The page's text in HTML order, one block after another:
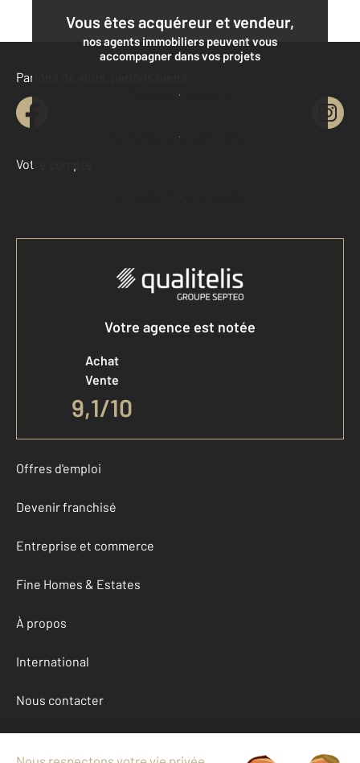
Vous êtes acquéreur et vendeur,
nos agents immobiliers peuvent vous
accompagner dans vos projets
Contacter l'agence
Demander une estimation
Parlons de vous, parlons biens
Votre compte :
Accéder à mon compte
Votre agence est notée
Achat
Vente
9,1/10
Offres d'emploi
Devenir franchisé
Entreprise et commerce
Fine Homes & Estates
À propos
International
Nous contacter